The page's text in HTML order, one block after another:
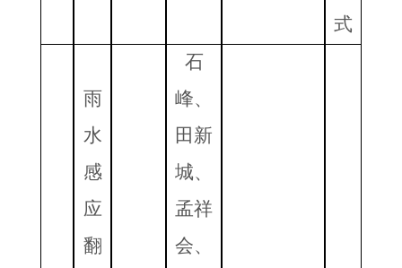
式
雨
水
感
应
翻
石
峰、
田新
城、
孟祥
会、